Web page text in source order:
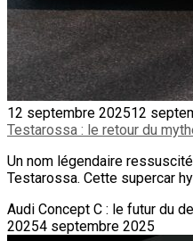
12 septembre 202512
Testarossa : le retour du
Un nom légendaire
Testarossa. Cette supercar
Audi Concept C : le futur du
20254 septembre 2025